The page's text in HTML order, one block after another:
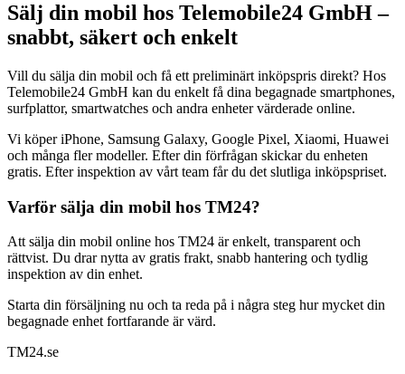
Sälj din mobil hos Telemobile24 GmbH –
snabbt, säkert och enkelt
Vill du sälja din mobil och få ett preliminärt inköpspris direkt? Hos
Telemobile24 GmbH kan du enkelt få dina begagnade smartphones,
surfplattor, smartwatches och andra enheter värderade online.
Vi köper iPhone, Samsung Galaxy, Google Pixel, Xiaomi, Huawei
och många fler modeller. Efter din förfrågan skickar du enheten
gratis. Efter inspektion av vårt team får du det slutliga inköpspriset.
Varför sälja din mobil hos TM24?
Att sälja din mobil online hos TM24 är enkelt, transparent och
rättvist. Du drar nytta av gratis frakt, snabb hantering och tydlig
inspektion av din enhet.
Starta din försäljning nu och ta reda på i några steg hur mycket din
begagnade enhet fortfarande är värd.
TM24.se